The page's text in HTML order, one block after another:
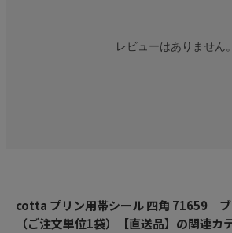
レビューはありません。
cotta プリン用帯シール 四角 71659
（ご注文単位1袋）【直送品】の関連カ